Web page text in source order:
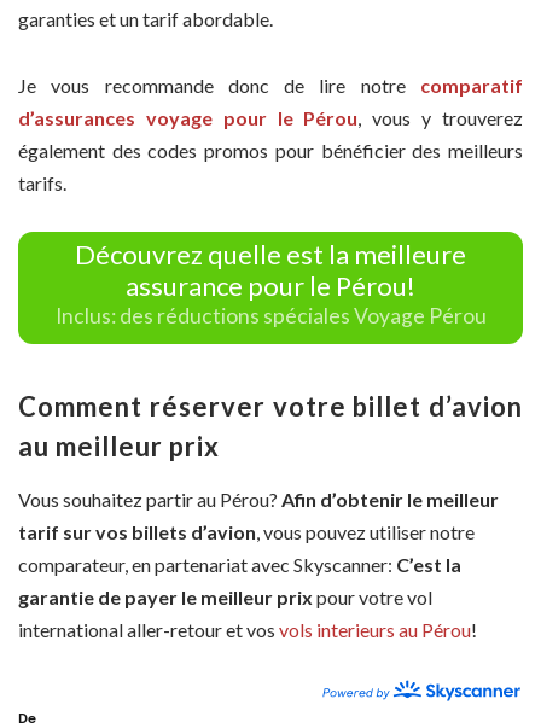
garanties et un tarif abordable.
Je vous recommande donc de lire notre comparatif
d’assurances voyage pour le Pérou, vous y trouverez
également des codes promos pour bénéficier des meilleurs
tarifs.
Découvrez quelle est la meilleure
assurance pour le Pérou!
Inclus: des réductions spéciales Voyage Pérou
Comment réserver votre billet d’avion
au meilleur prix
Vous souhaitez partir au Pérou? Afin d’obtenir le meilleur
tarif sur vos billets d’avion , vous pouvez utiliser notre
comparateur, en partenariat avec Skyscanner: C’est la
garantie de payer le meilleur prix pour votre vol
international aller-retour et vos vols interieurs au Pérou!